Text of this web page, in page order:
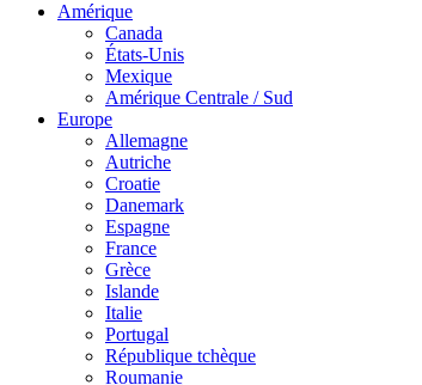
Amérique
Canada
États-Unis
Mexique
Amérique Centrale / Sud
Europe
Allemagne
Autriche
Croatie
Danemark
Espagne
France
Grèce
Islande
Italie
Portugal
République tchèque
Roumanie